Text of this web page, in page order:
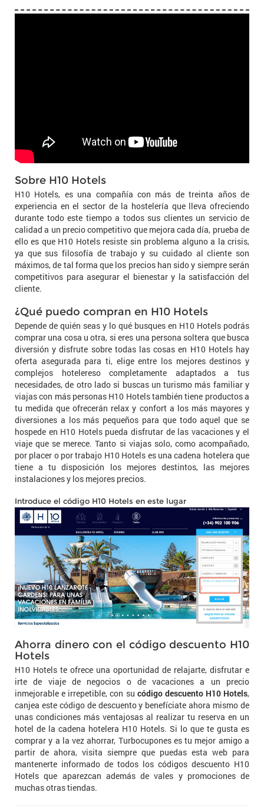
Sobre H10 Hotels
H10 Hotels, es una compañía con más de treinta años de
experiencia en el sector de la hostelería que lleva ofreciendo
durante todo este tiempo a todos sus clientes un servicio de
calidad a un precio competitivo que mejora cada día, prueba de
ello es que H10 Hotels resiste sin problema alguno a la crisis,
ya que sus filosofía de trabajo y su cuidado al cliente son
máximos, de tal forma que los precios han sido y siempre serán
competitivos para asegurar el bienestar y la satisfacción del
cliente.
¿Qué puedo compran en H10 Hotels
Depende de quién seas y lo qué busques en H10 Hotels podrás
comprar una cosa u otra, si eres una persona soltera que busca
diversión y disfrute sobre todas las cosas en H10 Hotels hay
oferta asegurada para ti, elige entre los mejores destinos y
complejos hotelereso completamente adaptados a tus
necesidades, de otro lado si buscas un turismo más familiar y
viajas con más personas H10 Hotels también tiene productos a
tu medida que ofrecerán relax y confort a los más mayores y
diversiones a los más pequeños para que todo aquel que se
hospede en H10 Hotels pueda disfrutar de las vacaciones y el
viaje que se merece. Tanto si viajas solo, como acompañado,
por placer o por trabajo H10 Hotels es una cadena hotelera que
tiene a tu disposición los mejores destintos, las mejores
instalaciones y los mejores precios.
Introduce el código H10 Hotels en este lugar
Ahorra dinero con el código descuento H10
Hotels
H10 Hotels te ofrece una oportunidad de relajarte, disfrutar e
irte de viaje de negocios o de vacaciones a un precio
inmejorable e irrepetible, con su código descuento H10 Hotels,
canjea este código de descuento y benefíciate ahora mismo de
unas condiciones más ventajosas al realizar tu reserva en un
hotel de la cadena hotelera H10 Hotels. Si lo que te gusta es
comprar y a la vez ahorrar, Turbocupones es tu mejor amigo a
partir de ahora, visita siempre que puedas esta web para
mantenerte informado de todos los códigos descuento H10
Hotels que aparezcan además de vales y promociones de
muchas otras tiendas.